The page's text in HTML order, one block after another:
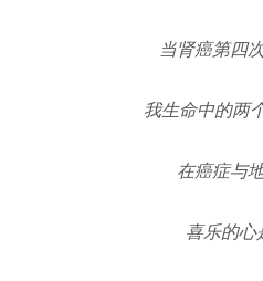
当肾癌第四
我生命中的两
在癌症与
喜乐的心